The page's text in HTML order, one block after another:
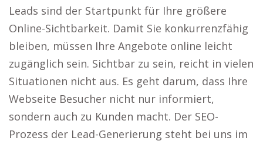
Leads sind der Startpunkt für Ihre größere
Online-Sichtbarkeit. Damit Sie konkurrenzfähig
bleiben, müssen Ihre Angebote online leicht
zugänglich sein. Sichtbar zu sein, reicht in vielen
Situationen nicht aus. Es geht darum, dass Ihre
Webseite Besucher nicht nur informiert,
sondern auch zu Kunden macht. Der SEO-
Prozess der Lead-Generierung steht bei uns im